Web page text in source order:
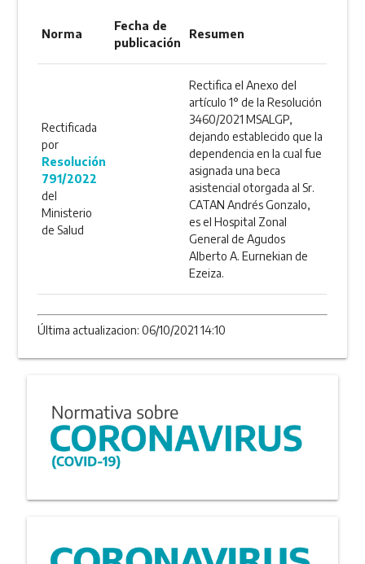
Norma
Fecha de
publicación
Resumen
Rectificada
por
Resolución
791/2022
del
Ministerio
de Salud
Rectifica el Anexo del
artículo 1° de la Resolución
3460/2021 MSALGP,
dejando establecido que la
dependencia en la cual fue
asignada una beca
asistencial otorgada al Sr.
CATAN Andrés Gonzalo,
es el Hospital Zonal
General de Agudos
Alberto A. Eurnekian de
Ezeiza.
Última actualizacion: 06/10/2021 14:10